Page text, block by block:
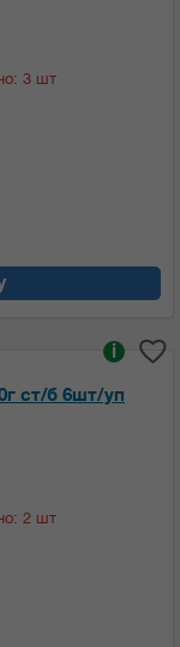
3 шт
ст/б 6шт/уп
i
2 шт